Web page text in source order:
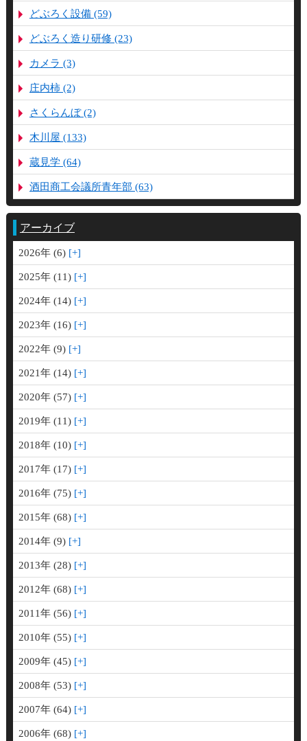
どぶろく設備 (59)
どぶろく造り研修 (23)
カメラ (3)
庄内柿 (2)
さくらんぼ (2)
木川屋 (133)
蔵見学 (64)
酒田商工会議所青年部 (63)
アーカイブ
2026年 (6)
2025年 (11)
2024年 (14)
2023年 (16)
2022年 (9)
2021年 (14)
2020年 (57)
2019年 (11)
2018年 (10)
2017年 (17)
2016年 (75)
2015年 (68)
2014年 (9)
2013年 (28)
2012年 (68)
2011年 (56)
2010年 (55)
2009年 (45)
2008年 (53)
2007年 (64)
2006年 (68)